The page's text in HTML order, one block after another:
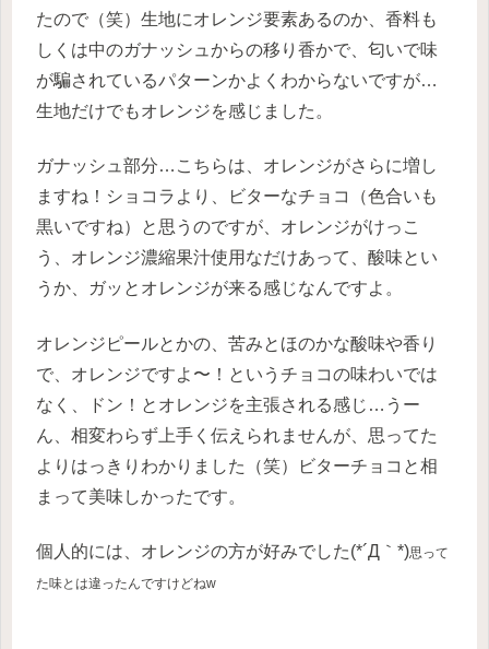
たので（笑）生地にオレンジ要素あるのか、香料も
しくは中のガナッシュからの移り香かで、匂いで味
が騙されているパターンかよくわからないですが…
生地だけでもオレンジを感じました。
ガナッシュ部分…こちらは、オレンジがさらに増し
ますね！ショコラより、ビターなチョコ（色合いも
黒いですね）と思うのですが、オレンジがけっこ
う、オレンジ濃縮果汁使用なだけあって、酸味とい
うか、ガッとオレンジが来る感じなんですよ。
オレンジピールとかの、苦みとほのかな酸味や香り
で、オレンジですよ〜！というチョコの味わいでは
なく、ドン！とオレンジを主張される感じ…うー
ん、相変わらず上手く伝えられませんが、思ってた
よりはっきりわかりました（笑）ビターチョコと相
まって美味しかったです。
個人的には、オレンジの方が好みでした(*´Д｀*)思って
た味とは違ったんですけどねw